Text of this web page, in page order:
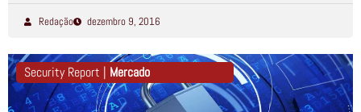
Redação dezembro 9, 2016
Security Report | Mercado